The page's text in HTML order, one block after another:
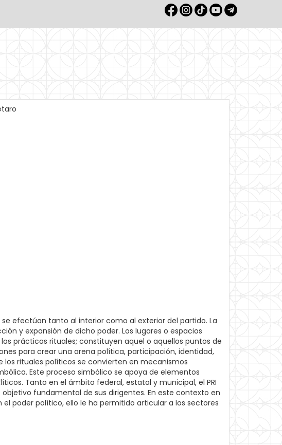
efectúan tanto al interior como al exterior del partido. La
y expansión de dicho poder. Los lugares o espacios
prácticas rituales; constituyen aquel o aquellos puntos de
para crear una arena política, participación, identidad,
los rituales políticos se convierten en mecanismos
Este proceso simbólico se apoya de elementos
Tanto en el ámbito federal, estatal y municipal, el PRI
fundamental de sus dirigentes. En este contexto en
poder político, ello le ha permitido articular a los sectores